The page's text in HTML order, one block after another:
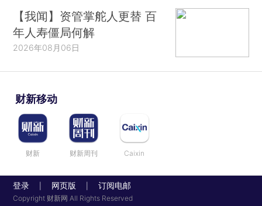
【我闻】资管掌舵人更替 百
年人寿僵局何解
2026年08月06日
财新移动
财新 财新周刊 Caixin
登录 网页版 订阅电邮
Copyright 财新网 All Rights Reserved